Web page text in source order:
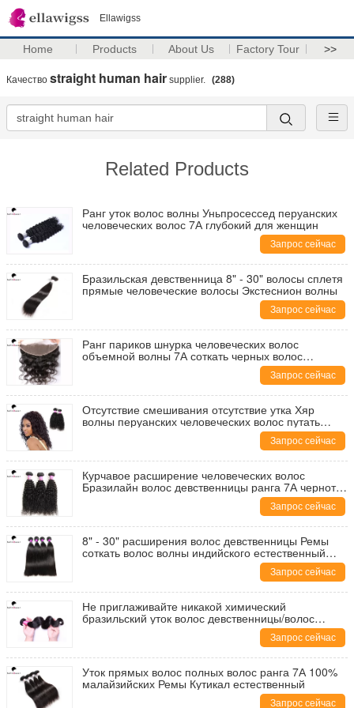
Ellawigss
Home Products About Us Factory Tour >>
Качество straight human hair supplier. (288)
Related Products
Ранг уток волос волны Уньпросессед перуанских
человеческих волос 7А глубокий для женщин
Запрос сейчас
Бразильская девственница 8" - 30" волосы сплетя
прямые человеческие волосы Экстеснион волны
Запрос сейчас
Ранг париков шнурка человеческих волос
объемной волны 7А соткать черных волос
Запрос сейчас
Отсутствие смешивания отсутствие утка Хяр
волны перуанских человеческих волос путать
Запрос сейчас
Курчавое расширение человеческих волос
Бразилайн волос девственницы ранга 7А черноты
Запрос сейчас
8" - 30" расширения волос девственницы Ремы
соткать волос волны индийского естественный
Запрос сейчас
Не приглаживайте никакой химический
бразильский уток волос девственницы/волос
объемной волны никакие разделенияЗапрос сейчас
Уток прямых волос полных волос ранга 7А 100%
малайзийских Ремы Кутикал естественный
Запрос сейчас